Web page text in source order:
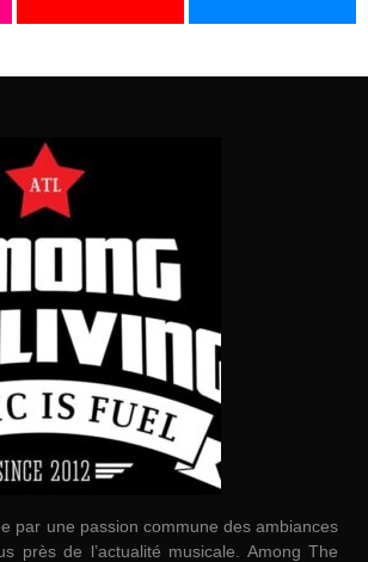
par une passion commune des ambiances
près de l’actualité musicale. Among The